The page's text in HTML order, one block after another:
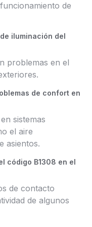
de
iluminación del
problemas en el
de confort en
sistemas
el aire
asientos.
código B1308 en el
de contacto
de algunos